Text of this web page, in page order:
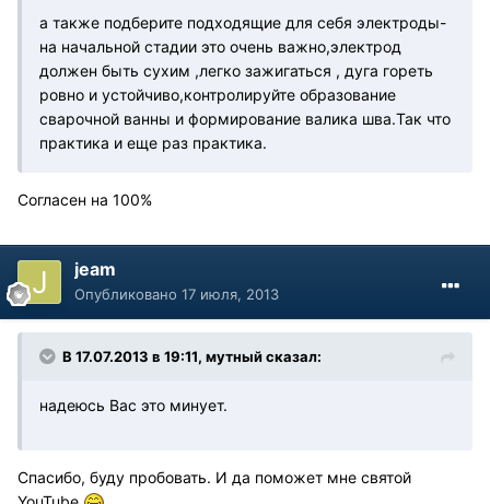
а также подберите подходящие для себя электроды-
на начальной стадии это очень важно,электрод
должен быть сухим ,легко зажигаться , дуга гореть
ровно и устойчиво,контролируйте образование
сварочной ванны и формирование валика шва.Так что
практика и еще раз практика.
Согласен на 100%
jeam
Опубликовано 17 июля, 2013
В 17.07.2013 в 19:11, мутный сказал:
надеюсь Вас это минует.
Спасибо, буду пробовать. И да поможет мне святой